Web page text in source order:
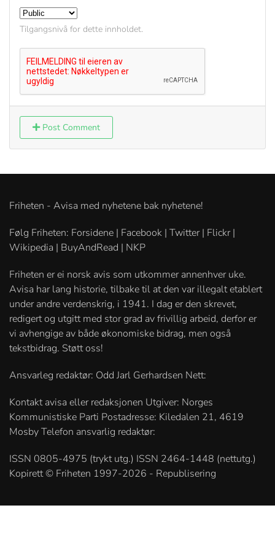
Tilgangsnivå for dette innholdet.
Post Comment
Friheten - Avisa med nyhetene bak nyhetene!
Følg Friheten: Forsidene | Facebook | Twitter | Flickr |
Wikipedia | BuyAndRead | NKP
Friheten er ei norsk avis som utkommer annenhver uke.
Avisa har lang historie, tilbake til at den var illegalt etablert
under andre verdenskrig, i 1941. I dag er den skrevet,
redigert og utgitt med stor grad av frivillig arbeid, derfor er
vi avhengige av både økonomiske bidrag, men også
tekstbidrag. Støtt oss!
Ansvarleg redaktør: Odd Jarl Gerhardsen Nett:
Kontakt avisa eller redaksjonen Utgiver: Norges
Kommunistiske Parti Postadresse: Kiledalen 21, 4619
Mosby Telefon ansvarlig redaktør:
ISSN 0805-4975 (trykt utg.) ISSN 2464-1448 (nettutg.)
Kopirett © Friheten 1997-2026 - Republisering